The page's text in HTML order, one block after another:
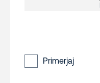
Primerjaj